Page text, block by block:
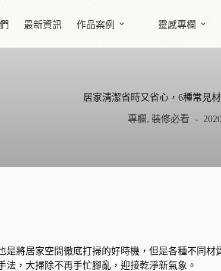
最新資訊 作品案例 靈感專欄
居家清潔省時又省心，6種常見
專欄,裝修必看
將居家空間徹底打掃的好時機，但是各種不同材
，大掃除不再手忙腳亂，迎接乾淨新氣象。